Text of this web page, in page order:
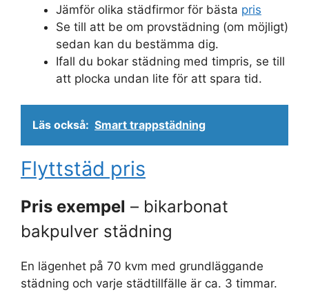
Jämför olika städfirmor för bästa pris
Se till att be om provstädning (om möjligt)
sedan kan du bestämma dig.
Ifall du bokar städning med timpris, se till
att plocka undan lite för att spara tid.
Läs också: Smart trappstädning
Flyttstäd pris
Pris exempel – bikarbonat
bakpulver städning
En lägenhet på 70 kvm med grundläggande
städning och varje städtillfälle är ca. 3 timmar.